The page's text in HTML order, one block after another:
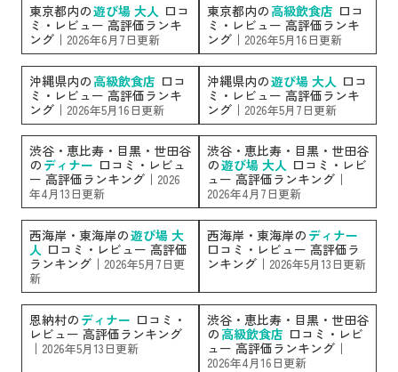
東京都内の遊び場 大人 口コ
ミ・レビュー 高評価ランキ
ング｜ 2026年6月7日更新
東京都内の 高級飲食店 口コ
ミ・レビュー 高評価ランキ
ング｜ 2026年5月16日更新
沖縄県内の 高級飲食店 口コ
ミ・レビュー 高評価ランキ
ング｜ 2026年5月16日更新
沖縄県内の遊び場 大人 口コ
ミ・レビュー 高評価ランキ
ング｜ 2026年5月7日更新
渋谷・恵比寿・目黒・世田谷
の ディナー 口コミ・レビュ
ー 高評価ランキング｜ 2026
年4月13日更新
渋谷・恵比寿・目黒・世田谷
の遊び場 大人 口コミ・レビ
ュー 高評価ランキング｜
2026年4月7日更新
西海岸・東海岸の遊び場 大
人 口コミ・レビュー 高評価
ランキング｜ 2026年5月7日更
新
西海岸・東海岸の ディナー
口コミ・レビュー 高評価ラ
ンキング｜ 2026年5月13日更新
恩納村の ディナー 口コミ・
レビュー 高評価ランキング
｜ 2026年5月13日更新
渋谷・恵比寿・目黒・世田谷
の 高級飲食店 口コミ・レビ
ュー 高評価ランキング｜
2026年4月16日更新